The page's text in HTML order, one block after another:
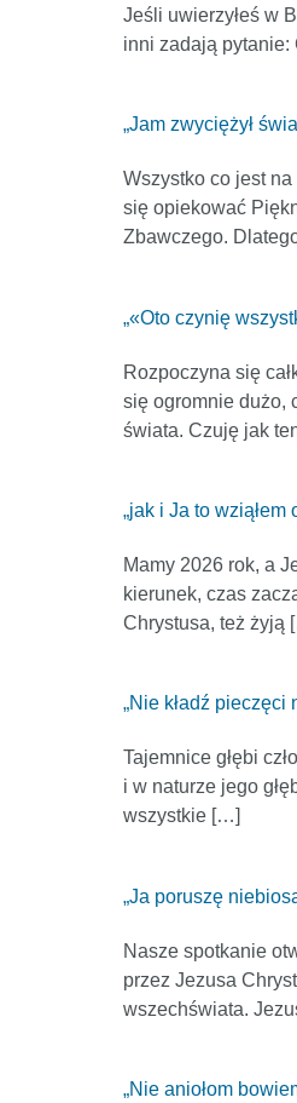
Jeśli uwierzyłeś w
inni zadają pytanie:
„Jam zwyciężył
Wszystko co jest
się opiekować
Zbawczego.
„«Oto czynię
Rozpoczyna się
się ogromnie dużo,
świata. Czuję jak
„jak i Ja to
Mamy 2026 rok, a
kierunek, czas
Chrystusa, też żyją
„Nie kładź pieczęci
Tajemnice głębi
i w naturze jego
wszystkie […]
„Ja poruszę
Nasze spotkanie
przez Jezusa
wszechświata.
„Nie aniołom